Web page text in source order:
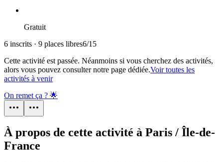
Gratuit
6 inscrits · 9 places libres6/15
Cette activité est passée. Néanmoins si vous cherchez des activités,
alors vous pouvez consulter notre page dédiée.Voir toutes les
activités à venir
On remet ça ? 🌟
À propos de cette activité à Paris / Île-de-
France